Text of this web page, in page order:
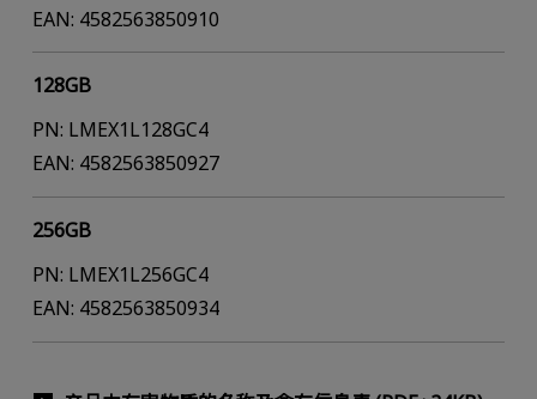
EAN: 4582563850910
128GB
PN: LMEX1L128GC4
EAN: 4582563850927
256GB
PN: LMEX1L256GC4
EAN: 4582563850934